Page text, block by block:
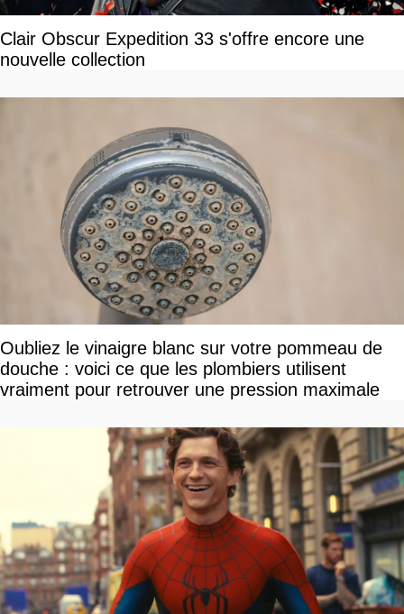
Clair Obscur Expedition 33 s'offre encore une
nouvelle collection
Oubliez le vinaigre blanc sur votre pommeau de
douche : voici ce que les plombiers utilisent
vraiment pour retrouver une pression maximale